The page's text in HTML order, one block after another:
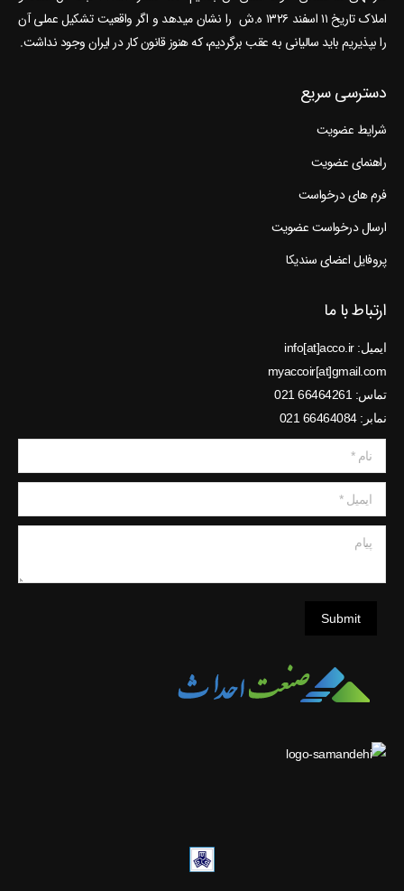
املاک تاریخ ۱۱ اسفند ۱۳۲۶ ه.ش را نشان می‎دهد و اگر واقعیت تشکیل عملی آن
را بپذیریم باید سالیانی به عقب برگردیم، که هنوز قانون کار در ایران وجود نداشت.
دسترسی سریع
شرایط عضویت
راهنمای عضویت
فرم های درخواست
ارسال درخواست عضویت
پروفایل اعضای سندیکا
ارتباط با ما
ایمیل: info[at]acco.ir
myaccoir[at]gmail.com
تماس: 66464261 021
نمابر: 66464084 021
نام *
ایمیل *
Submit